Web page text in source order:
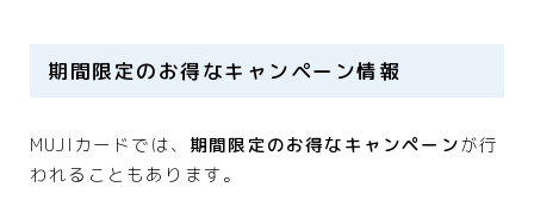
期間限定のお得なキャンペーン情報
MUJIカードでは、 期間限定のお得なキャンペーンが行
われることもあります。